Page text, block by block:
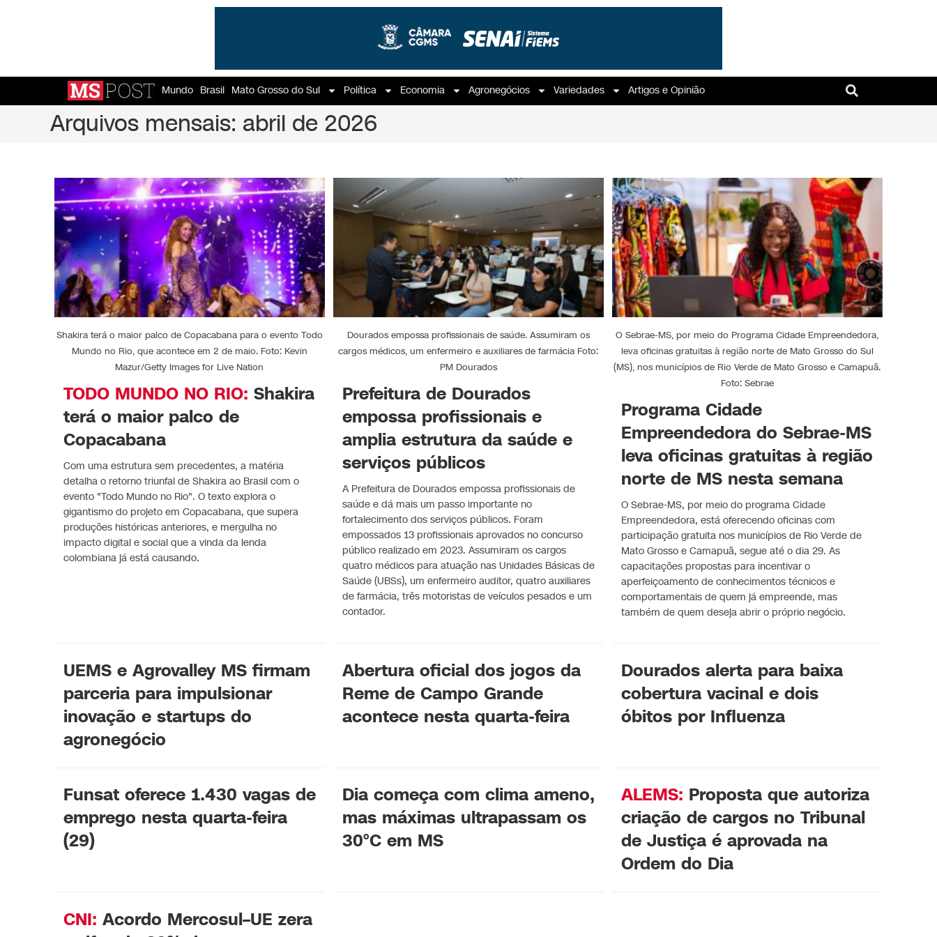
Mundo Brasil Mato Grosso do Sul Política Economia Agronegócios Variedades Artigos e Opinião
Arquivos mensais: abril de 2026
Shakira terá o maior palco de Copacabana para o evento Todo
Mundo no Rio, que acontece em 2 de maio. Foto: Kevin
Mazur/Getty Images for Live Nation
TODO MUNDO NO RIO: Shakira
terá o maior palco de
Copacabana
Com uma estrutura sem precedentes, a matéria
detalha o retorno triunfal de Shakira ao Brasil com o
evento "Todo Mundo no Rio". O texto explora o
gigantismo do projeto em Copacabana, que supera
produções históricas anteriores, e mergulha no
impacto digital e social que a vinda da lenda
colombiana já está causando.
Dourados empossa profissionais de saúde. Assumiram os
cargos médicos, um enfermeiro e auxiliares de farmácia Foto:
PM Dourados
Prefeitura de Dourados
empossa profissionais e
amplia estrutura da saúde e
serviços públicos
A Prefeitura de Dourados empossa profissionais de
saúde e dá mais um passo importante no
fortalecimento dos serviços públicos. Foram
empossados 13 profissionais aprovados no concurso
público realizado em 2023. Assumiram os cargos
quatro médicos para atuação nas Unidades Básicas de
Saúde (UBSs), um enfermeiro auditor, quatro auxiliares
de farmácia, três motoristas de veículos pesados e um
contador.
O Sebrae-MS, por meio do Programa Cidade Empreendedora,
leva oficinas gratuitas à região norte de Mato Grosso do Sul
(MS), nos municípios de Rio Verde de Mato Grosso e Camapuã.
Foto: Sebrae
Programa Cidade
Empreendedora do Sebrae-MS
leva oficinas gratuitas à região
norte de MS nesta semana
O Sebrae-MS, por meio do programa Cidade
Empreendedora, está oferecendo oficinas com
participação gratuita nos municípios de Rio Verde de
Mato Grosso e Camapuã, segue até o dia 29. As
capacitações propostas para incentivar o
aperfeiçoamento de conhecimentos técnicos e
comportamentais de quem já empreende, mas
também de quem deseja abrir o próprio negócio.
UEMS e Agrovalley MS firmam
parceria para impulsionar
inovação e startups do
agronegócio
Abertura oficial dos jogos da
Reme de Campo Grande
acontece nesta quarta-feira
Dourados alerta para baixa
cobertura vacinal e dois
óbitos por Influenza
Funsat oferece 1.430 vagas de
emprego nesta quarta-feira
(29)
Dia começa com clima ameno,
mas máximas ultrapassam os
30°C em MS
ALEMS: Proposta que autoriza
criação de cargos no Tribunal
de Justiça é aprovada na
Ordem do Dia
CNI: Acordo Mercosul–UE zera